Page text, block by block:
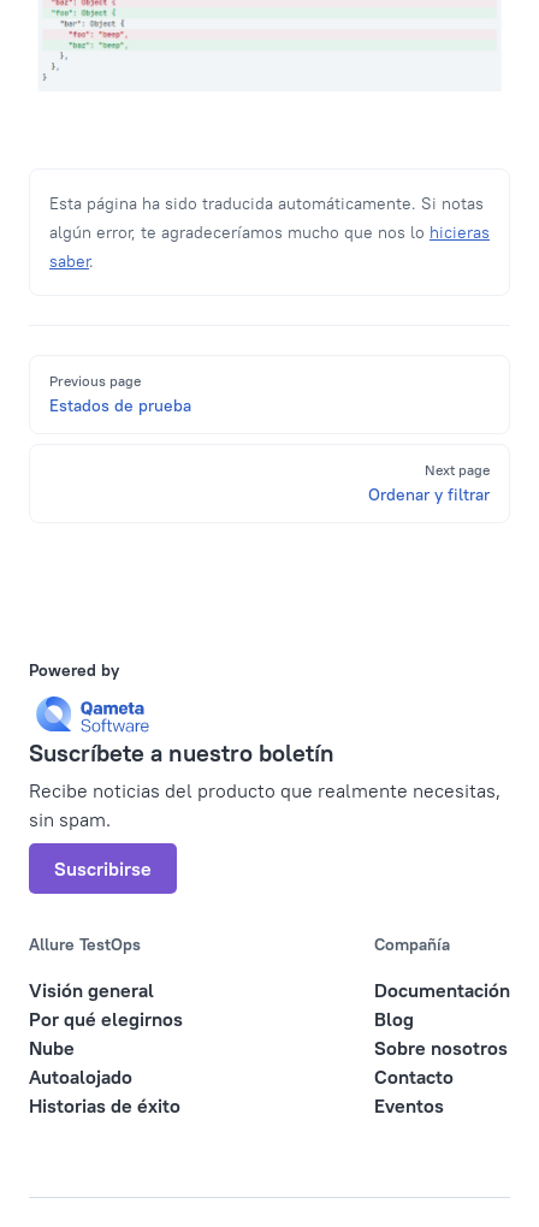
Esta página ha sido traducida automáticamente. Si notas
algún error, te agradeceríamos mucho que nos lo hicieras
saber.
Previous page
Estados de prueba
Next page
Ordenar y filtrar
Powered by
Suscríbete a nuestro boletín
Recibe noticias del producto que realmente necesitas,
sin spam.
Suscribirse
Allure TestOps
Visión general
Por qué elegirnos
Nube
Autoalojado
Historias de éxito
Compañía
Documentación
Blog
Sobre nosotros
Contacto
Eventos